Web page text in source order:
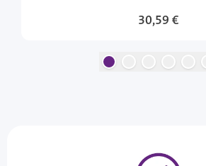
Sonderangebot
30,59 €